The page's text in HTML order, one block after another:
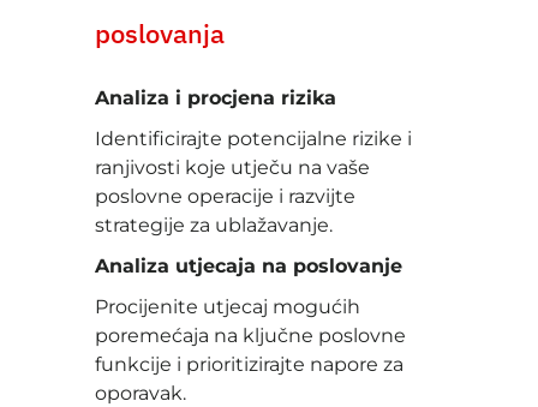
poslovanja
Analiza i procjena rizika
Identificirajte potencijalne rizike i
ranjivosti koje utječu na vaše
poslovne operacije i razvijte
strategije za ublažavanje.
Analiza utjecaja na poslovanje
Procijenite utjecaj mogućih
poremećaja na ključne poslovne
funkcije i prioritizirajte napore za
oporavak.